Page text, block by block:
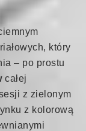
który
– po prostu
całej
z zielonym
z kolorową